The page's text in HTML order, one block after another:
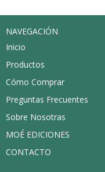
NAVEGACIÓN
Inicio
Productos
Cómo Comprar
Preguntas Frecuentes
Sobre Nosotras
MOÉ EDICIONES
CONTACTO